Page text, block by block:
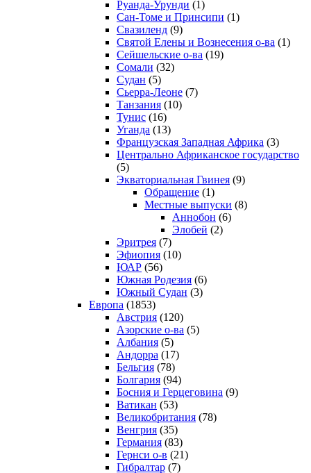
Руанда-Урунди (1)
Сан-Томе и Принсипи (1)
Свазиленд (9)
Святой Елены и Вознесения о-ва (1)
Сейшельские о-ва (19)
Сомали (32)
Судан (5)
Сьерра-Леоне (7)
Танзания (10)
Тунис (16)
Уганда (13)
Французская Западная Африка (3)
Центрально Африканское государство
(5)
Экваториальная Гвинея (9)
Обращение (1)
Местные выпуски (8)
Аннобон (6)
Элобей (2)
Эритрея (7)
Эфиопия (10)
ЮАР (56)
Южная Родезия (6)
Южный Судан (3)
Европа (1853)
Австрия (120)
Азорские о-ва (5)
Албания (5)
Андорра (17)
Бельгия (78)
Болгария (94)
Босния и Герцеговина (9)
Ватикан (53)
Великобритания (78)
Венгрия (35)
Германия (83)
Гернси о-в (21)
Гибралтар (7)